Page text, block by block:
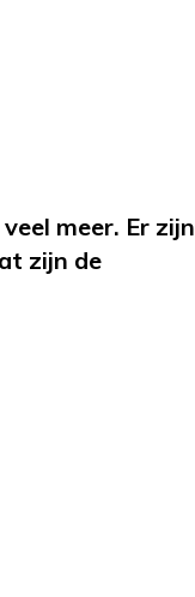
meer. Er zijn
zijn de